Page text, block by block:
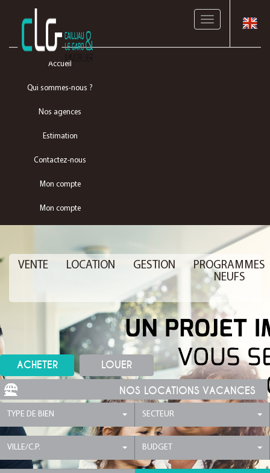
Toggle
Accueil
Qui sommes-nous ?
Nos agences
Estimation
Contactez-nous
Mon compte
Mon compte
VENTE LOCATION GESTION
PROGRAMMES
NEUFS
ACHETER LOUER
NOS LOCATIONS VACANCES
TYPE DE BIEN SECTEUR
VILLE/C.P. BUDGET